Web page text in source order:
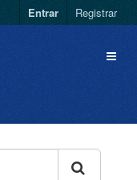
Entrar Registrar